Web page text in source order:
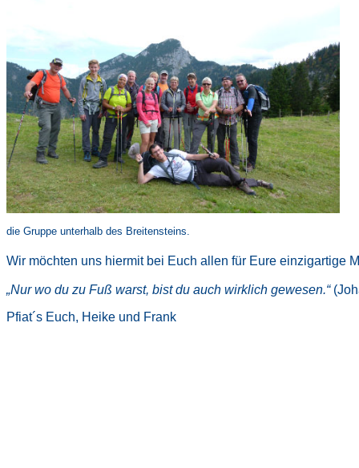
die Gruppe unterhalb des Breitensteins.
Wir möchten uns hiermit bei Euch allen für Eure einzigartige
„Nur wo du zu Fuß warst, bist du auch wirklich gewesen.“
Pfiat´s Euch, Heike und Frank